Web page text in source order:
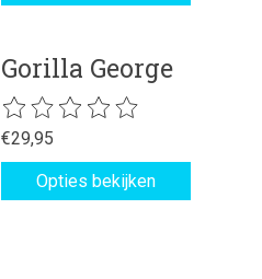
Gorilla George
De beoordeling van dit product is
€29,95
Opties bekijken